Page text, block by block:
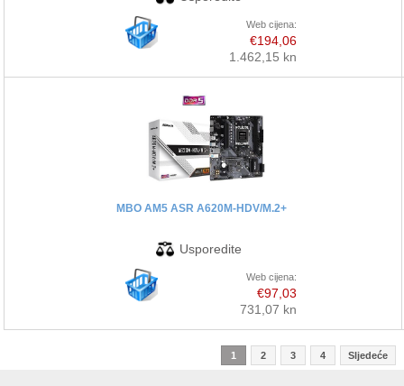
Web cijena:
€194,06
1.462,15 kn
MBO AM5 ASR A620M-HDV/M.2+
Web cijena:
€97,03
731,07 kn
1 2 3 4 Sljedeće